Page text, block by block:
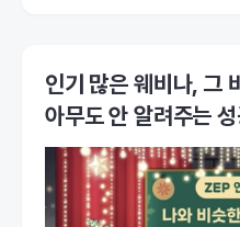
인기 많은 웨비나, 그
아무도 안 알려주는